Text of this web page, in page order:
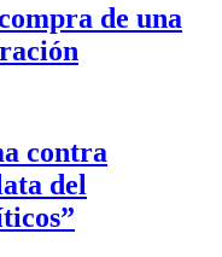
de una
contra
del